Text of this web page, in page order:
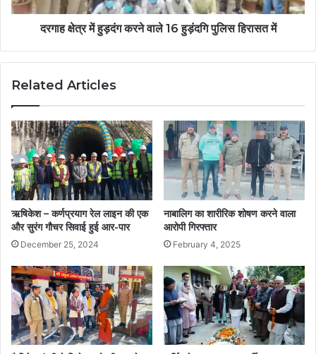
दरगाह क्षेत्र में हुड़दंग करने वाले 16 हुड़ंदगि पुलिस हिरासत में
Related Articles
ऋषिकेश – कर्णप्रयाग रेल लाइन की एक
और सुरंग गौचर सिवाई हुई आर-पार
December 25, 2024
नाबालिग का शारीरिक शोषण करने वाला
आरोपी गिरफ्तार
February 4, 2025